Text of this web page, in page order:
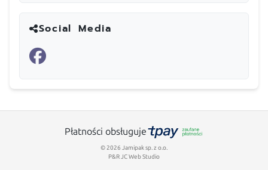
Social Media
Płatności obsługuje
© 2026 Jamipak sp. z o.o.
P&R JC Web Studio